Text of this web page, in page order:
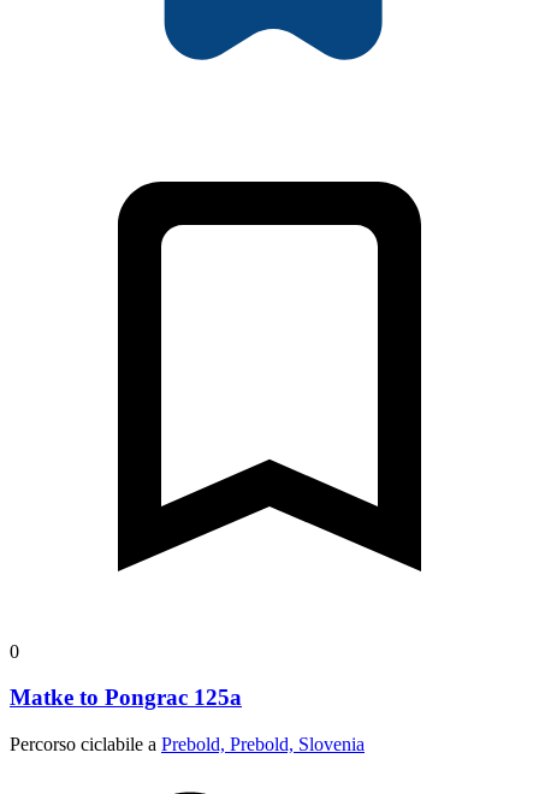
0
Matke to Pongrac 125a
Percorso ciclabile a Prebold, Prebold, Slovenia